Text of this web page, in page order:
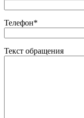
Телефон*
Текст обращения